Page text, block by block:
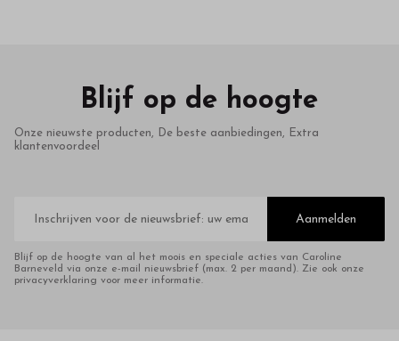
Blijf op de hoogte
Onze nieuwste producten, De beste aanbiedingen, Extra
klantenvoordeel
mailadres
Aanmelden
Blijf op de hoogte van al het moois en speciale acties van Caroline
Barneveld via onze e-mail nieuwsbrief (max. 2 per maand). Zie ook onze
privacyverklaring voor meer informatie.